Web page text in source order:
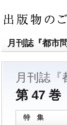
月刊誌『都市
月刊誌『
第 47
特 集